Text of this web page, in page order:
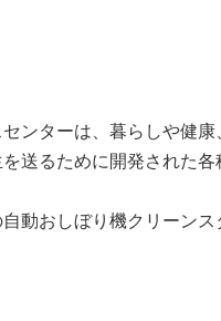
ンターは、暮らしや健
送るために開発された
動おしぼり機クリーン